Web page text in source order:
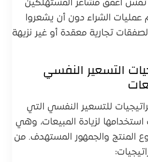
تمس أعمق مشاعر المستهلكين
عمليات الشراء دون أن يشعروا
تجارية معقدة أو غير نزيهة​
التسعير النفسي
للتسعير النفسي التي
لزيادة المبيعات، وهي
والجمهور المستهدف. من